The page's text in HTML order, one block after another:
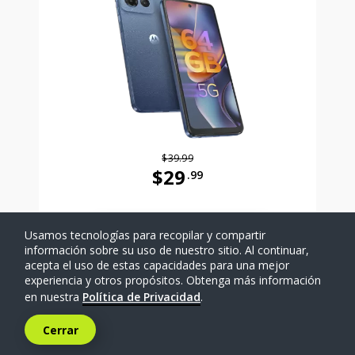
$39.99
$29 .99
SELECCIONAR TELÉFONO
Comparar
Usamos tecnologías para recopilar y compartir
información sobre su uso de nuestro sitio. Al continuar,
acepta el uso de estas capacidades para una mejor
experiencia y otros propósitos. Obtenga más información
en nuestra Política de Privacidad.
Cerrar